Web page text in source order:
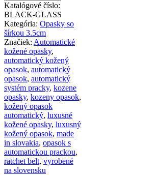
Katalógové číslo:
BLACK-GLASS
Kategória: Opasky so
šírkou 3.5cm
Značiek: Automatické
kožené opasky,
automatický kožený
opasok, automatický
opasok, automatický
systém pracky, kozene
opasky, kozeny opasok,
kožený opasok
automatický, luxusné
kožené opasky, luxusný
kožený opasok, made
in slovakia, opasok s
automatickou prackou,
ratchet belt, vyrobené
na slovensku